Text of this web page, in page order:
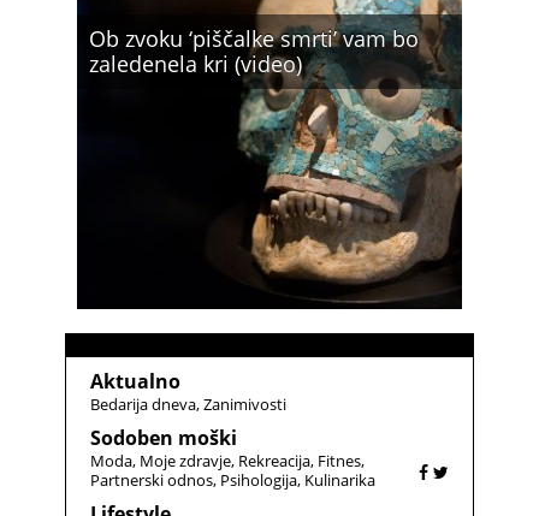
Ob zvoku ‘piščalke smrti’ vam bo
zaledenela kri (video)
Aktualno
Bedarija dneva Zanimivosti
Sodoben moški
Moda Moje zdravje Rekreacija Fitnes
Partnerski odnos Psihologija Kulinarika